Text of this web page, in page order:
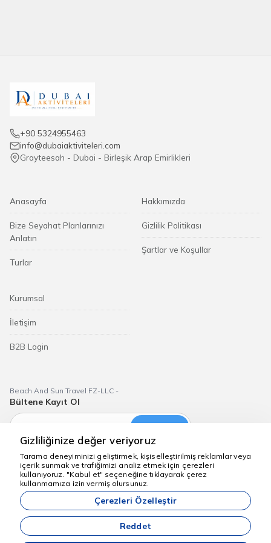
+90 5324955463
info@dubaiaktiviteleri.com
Grayteesah - Dubai - Birleşik Arap Emirlikleri
Anasayfa
Bize Seyahat Planlarınızı
Anlatın
Turlar
Hakkımızda
Gizlilik Politikası
Şartlar ve Koşullar
Kurumsal
İletişim
B2B Login
Beach And Sun Travel FZ-LLC -
Bültene Kayıt Ol
Abone Ol
Dubai Aktiviteleri
Sitemizde anılan tüm fiyatlar, yeterli kontenjan olması durumunda
geçerli olan başlangıç fiyatlarıdır.
Gizliliğinize değer veriyoruz
Tarama deneyiminizi geliştirmek, kişiselleştirilmiş reklamlar veya
içerik sunmak ve trafiğimizi analiz etmek için çerezleri
kullanıyoruz. "Kabul et" seçeneğine tıklayarak çerez
kullanmamıza izin vermiş olursunuz.
Çerezleri Özelleştir
Reddet
Yardım için buradayız